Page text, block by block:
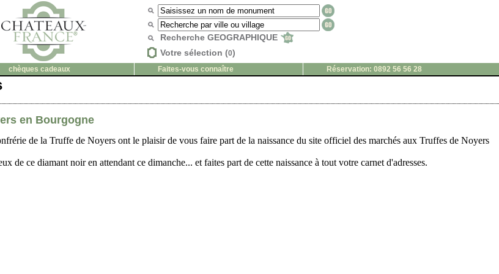
Recherche GEOGRAPHIQUE
Votre sélection (0)
chèques cadeaux Faites-vous connaître
Réservation: 0892 56 56 28
en Bourgogne
de la Truffe de Noyers ont le plaisir de vous faire part de la naissance du site officiel des marchés aux Truffes de Noyers
de ce diamant noir en attendant ce dimanche... et faites part de cette naissance à tout votre carnet d'adresses.